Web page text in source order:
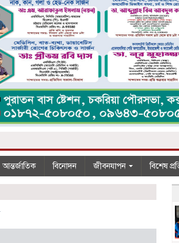
আন্তর্জাতিক বিনোদন জীবনযাপন বিশেষ